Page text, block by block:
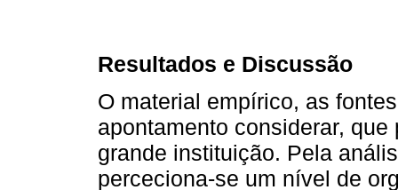
Resultados e Discussão
O material empírico, as
apontamento considerar,
grande instituição. Pela
perceciona-se um nível de